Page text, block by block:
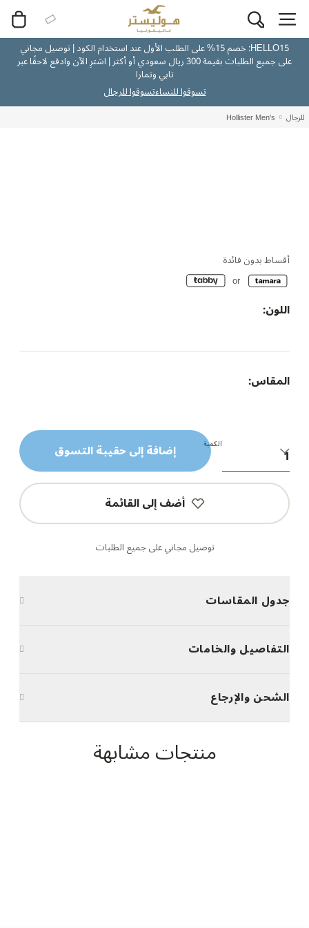
HELLO15: خصم 15% على الطلب الأول عند استخدام الكود | توصيل مجاني
على جميع الطلبات بقيمة 300 ريال سعودي أو أكثر | اشترِ الآن وادفع لاحقًا عبر
تابي وتمارا
تسوقوا للنساءتسوقوا للرجال
للرجال Hollister Men's
أقساط بدون فائدة
اللون:
المقاس:
الكمية إضافة إلى حقيبة التسوق
أضف إلى القائمة
توصيل مجاني على جميع الطلبات
جدول المقاسات
التفاصيل والخامات
الشحن والإرجاع
منتجات مشابهة